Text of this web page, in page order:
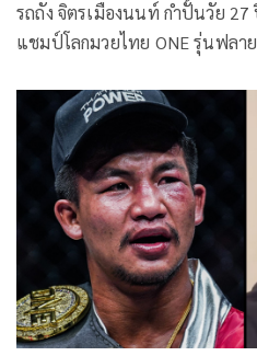
รถถัง จิตรเมืองนนท์ กำปั้นวัย
แชมป์โลกมวยไทย ONE รุ่นฟลา
ผ่านตามกำหนด โดยเจ้าตัวจะถู
ONE รุ่นฟลายเวต ตามกฎของ